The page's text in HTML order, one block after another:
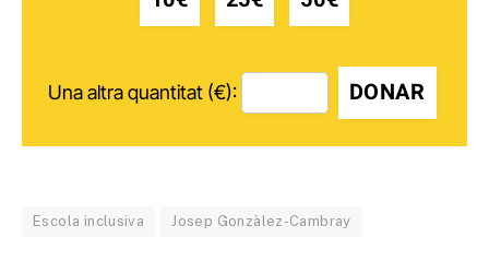
Una altra quantitat (€): DONAR
Escola inclusiva Josep Gonzàlez-Cambray